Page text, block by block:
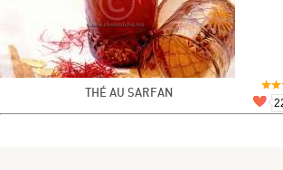
THÉ AU SARFAN